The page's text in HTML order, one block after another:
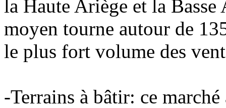
la Haute Ariège et la
moyen tourne autour de
le plus fort volume des
-Terrains à bâtir: ce